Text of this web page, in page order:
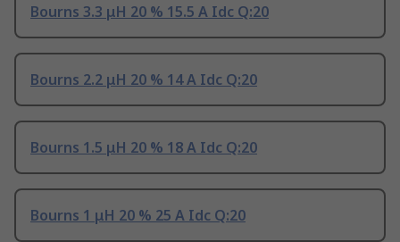
Bourns 3.3 μH 20 % 15.5 A Idc Q:20
Bourns 2.2 μH 20 % 14 A Idc Q:20
Bourns 1.5 μH 20 % 18 A Idc Q:20
Bourns 1 μH 20 % 25 A Idc Q:20